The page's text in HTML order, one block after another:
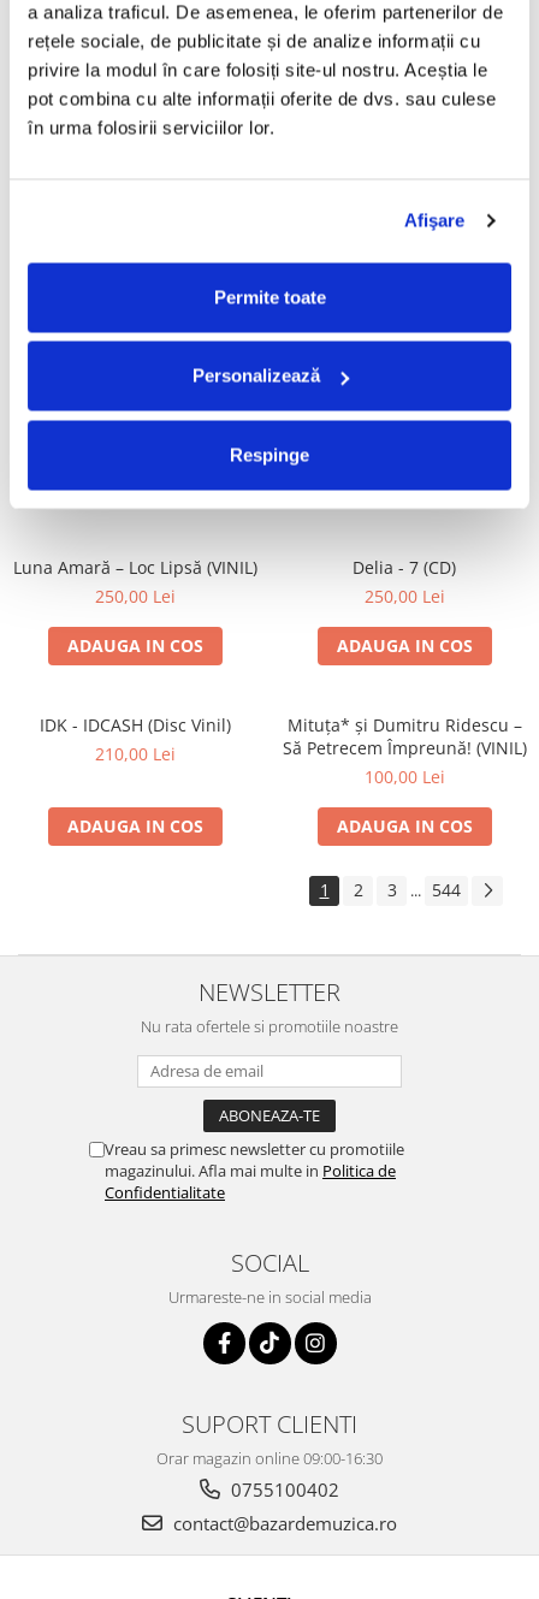
a analiza traficul. De asemenea, le oferim partenerilor de
rețele sociale, de publicitate și de analize informații cu
privire la modul în care folosiți site-ul nostru. Aceștia le
pot combina cu alte informații oferite de dvs. sau culese
în urma folosirii serviciilor lor.
Afişare
Permite toate
Personalizează
Respinge
Taraful de la Vărbilău –
Povestea de la Vărbilău – -
Electrecord, (Disc Vinil)
189,00 Lei
ADAUGA IN COS
Fugees - The Score (CD)
50,00 Lei
150,00 Lei
Vinil)
220,00 Lei
Iris - II (Disc Vinil)
100,00 Lei
ADAUGA IN COS
Alexandra Stan - Saxobeats
(Transparent Vinyl, Bonus
ADAUGA IN COS
Luna Amară – Loc Lipsă (VINIL)
250,00 Lei
ADAUGA IN COS
Delia - 7 (CD)
250,00 Lei
ADAUGA IN COS
IDK - IDCASH (Disc Vinil)
210,00 Lei
ADAUGA IN COS
Mituța* și Dumitru Ridescu –
Să Petrecem Împreună! (VINIL)
100,00 Lei
ADAUGA IN COS
1 2 3 ... 544
NEWSLETTER
Nu rata ofertele si promotiile noastre
Vreau sa primesc newsletter cu promotiile
magazinului. Afla mai multe in Politica de
Confidentialitate
SOCIAL
Urmareste-ne in social media
SUPORT CLIENTI
Orar magazin online 09:00-16:30
0755100402
contact@bazardemuzica.ro